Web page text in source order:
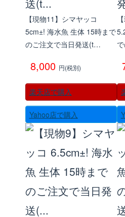
【現物11】シマヤッコ
5cm±! 海水魚 生体 15時まで
のご注文で当日発送(t…
8,000 円(税別)
楽天店で購入
Yahoo店で購入